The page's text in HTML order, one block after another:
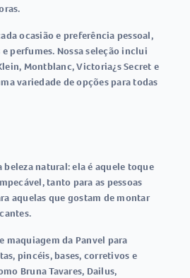
ocasião e preferência pessoal,
perfumes. Nossa seleção inclui
Montblanc, Victoria¿s Secret e
variedade de opções para todas
beleza natural: ela é aquele toque
tanto para as pessoas
aquelas que gostam de montar
maquiagem da Panvel para
pincéis, bases, corretivos e
Bruna Tavares, Dailus,